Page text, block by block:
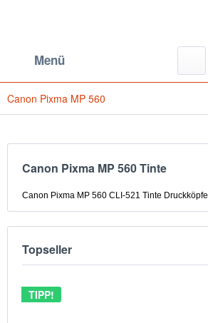
Menü
Canon Pixma MP 560
Canon Pixma MP 560 Tinte
Canon Pixma MP 560 CLI-521 Tinte Druckköpfe
Topseller
TIPP!